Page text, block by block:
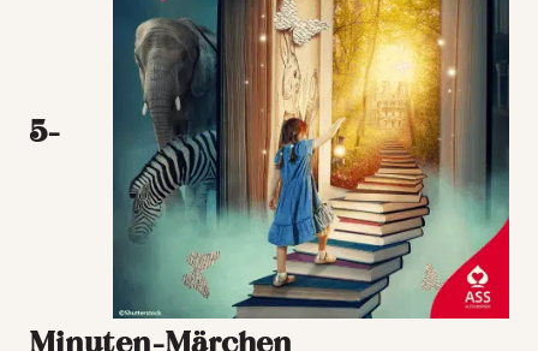
5-
Minuten-Märchen